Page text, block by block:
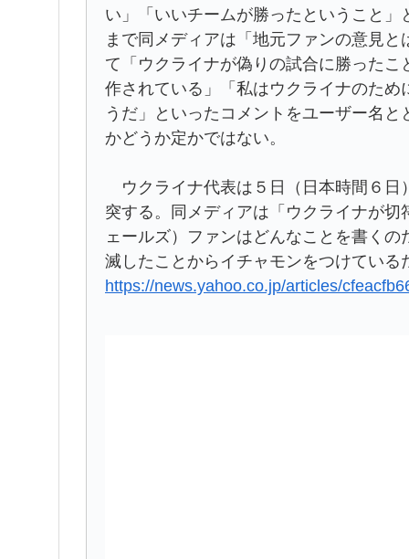
い」「いいチームが勝ったということ
まで同メディアは「地元ファンの意見
て「ウクライナが偽りの試合に勝った
作されている」「私はウクライナのた
うだ」といったコメントをユーザー名
かどうか定かではない。
ウクライナ代表は５日（日本時間６日
突する。同メディアは「ウクライナが
ェールズ）ファンはどんなことを書く
滅したことからイチャモンをつけている
https://news.yahoo.co.jp/articles/